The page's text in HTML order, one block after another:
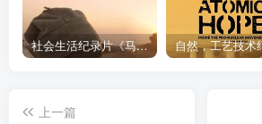
社会生活纪录片《马加拉 Makala》下载
上一篇